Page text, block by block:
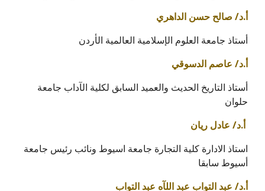
أ.د/ صالح حسن الداهري
أستاذ جامعة العلوم الإسلامية العالمية الأردن
أ.د/ عاصم الدسوقي
حلوان
أ.د/ عادل ريان
استاذ الادارة كلية التجارة جامعة اسيوط ونائب رئيس جامعة
أسيوط سابقا
أ.د/ عبد التواب عبد اللآه عبد التواب